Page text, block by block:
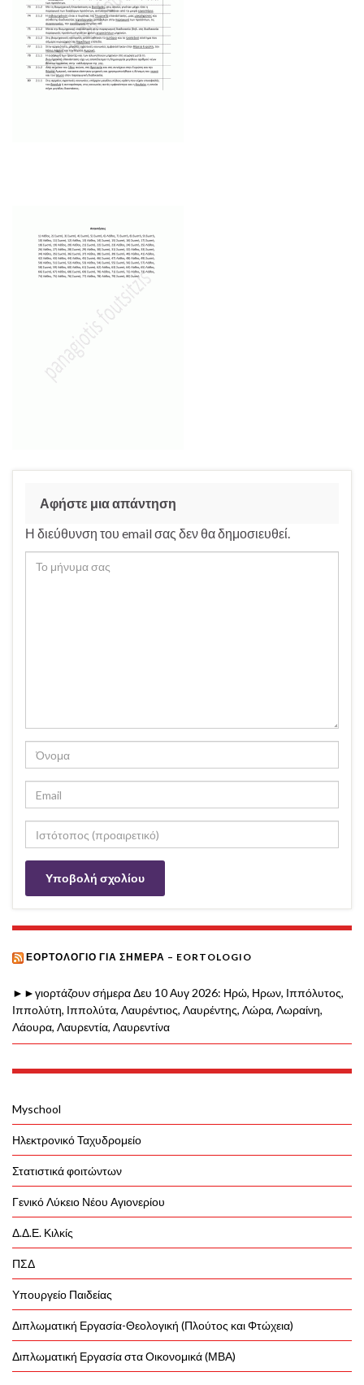
Αφήστε μια απάντηση
Η διεύθυνση του email σας δεν θα δημοσιευθεί.
ΕΟΡΤΟΛΌΓΙΟ ΓΙΑ ΣΉΜΕΡΑ – EORTOLOGIO
►►γιορτάζουν σήμερα Δευ 10 Αυγ 2026: Ηρώ, Ηρων, Ιππόλυτος,
Ιππολύτη, Ιππολύτα, Λαυρέντιος, Λαυρέντης, Λώρα, Λωραίνη,
Λάουρα, Λαυρεντία, Λαυρεντίνα
Myschool
Ηλεκτρονικό Ταχυδρομείο
Στατιστικά φοιτώντων
Γενικό Λύκειο Νέου Αγιονερίου
Δ.Δ.Ε. Κιλκίς
ΠΣΔ
Υπουργείο Παιδείας
Διπλωματική Εργασία-Θεολογική (Πλούτος και Φτώχεια)
Διπλωματική Εργασία στα Οικονομικά (ΜΒΑ)